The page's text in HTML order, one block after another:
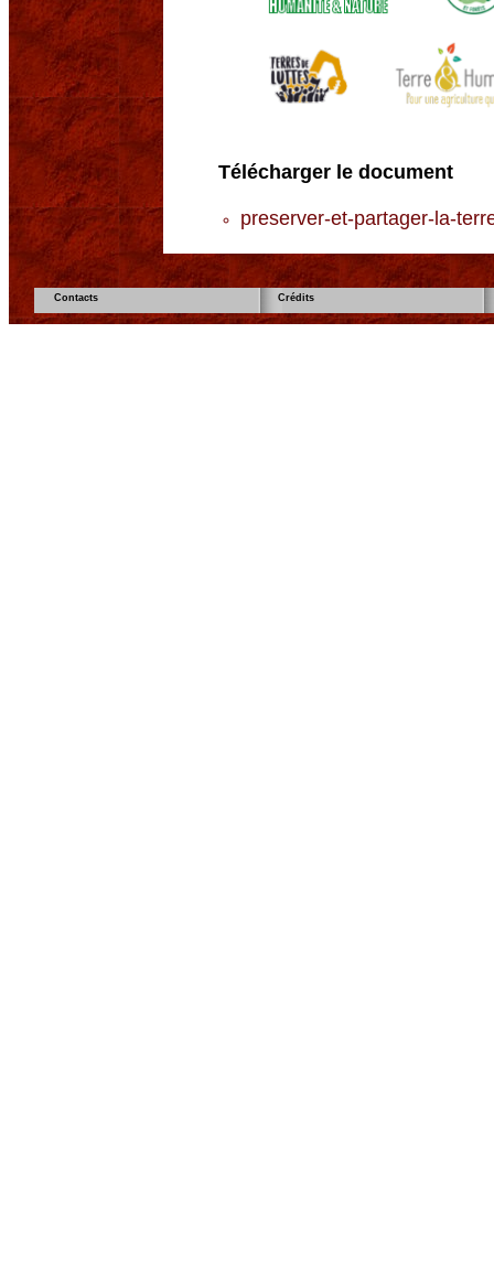
Télécharger le document
preserver-et-partager-la-
Contacts Crédits